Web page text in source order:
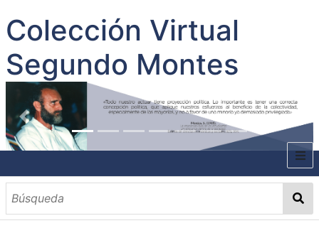
Colección Virtual
Segundo Montes
INICIO
SOBRE EL AUTOR